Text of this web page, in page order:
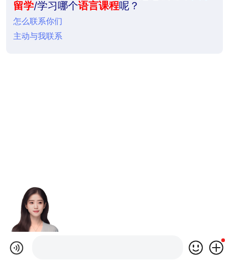
留学/学习哪个语言课程呢？
怎么联系你们
主动与我联系